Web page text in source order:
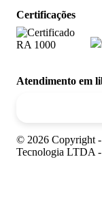
Certificações
Atendimento em
© 2026 Copyright -
Tecnologia LTDA